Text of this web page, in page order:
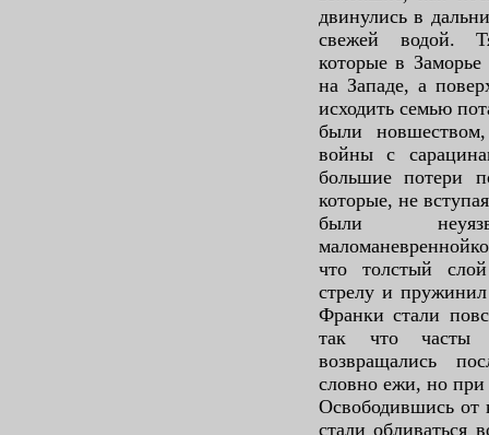
двинулись в
свежей водой.
которые в
на Западе, а
исходить семью
были
войны с
большие потери
которые, не
были
что толстый слой
стрелу и пружинил
Франки стали
так что часты
возвращались
словно ежи, но
Освободившись от
стали обливаться